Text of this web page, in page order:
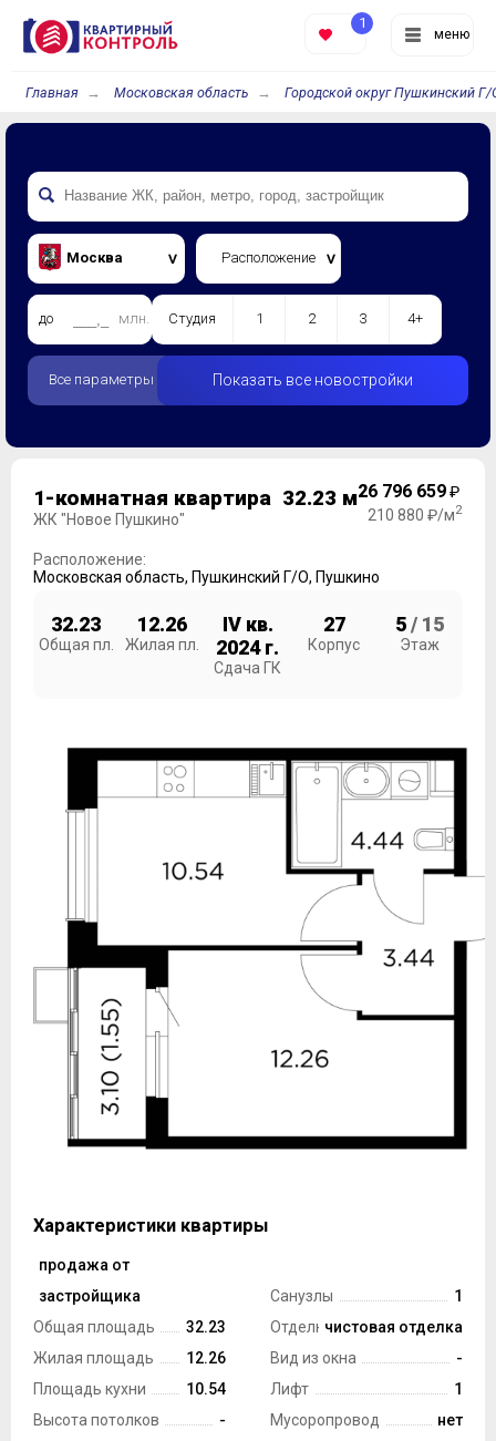
меню
1
Главная Московская область Городской округ Пушкинский Г/
Москва Расположение
до млн. Студия 1 2 3 4+
Все параметры Показать все новостройки
1-комнатная квартира 32.23 м2
ЖК "Новое Пушкино"
6 796 659₽
210 880 ₽/м2
Расположение:
Московская область, Пушкинский Г/О, Пушкино
32.23
Общая пл.
12.26
Жилая пл.
IV кв.
2024 г.
Сдача ГК
27
Корпус
5/ 15
Этаж
Характеристики квартиры
Тип сделки
продажа от
застройщика
Общая площадь
32.23
Жилая площадь
12.26
Площадь кухни
10.54
Высота потолков
-
Санузлы
1
Отделкачистовая отделка
Вид из окна
-
Лифт
1
Мусоропровод
нет